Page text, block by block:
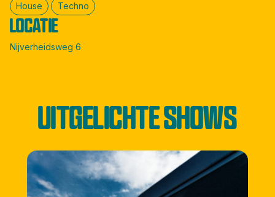
House Techno
LOCATIE
Nijverheidsweg 6
UITGELICHTE SHOWS